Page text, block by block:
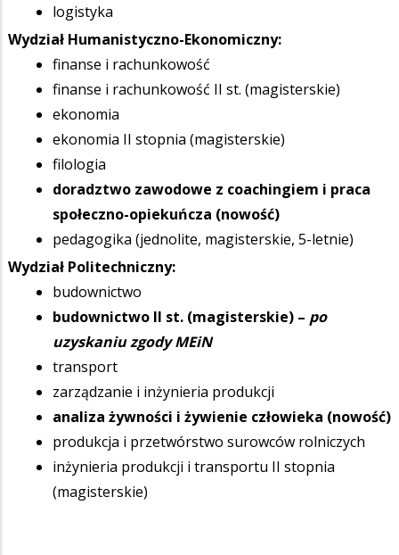
logistyka
Wydział Humanistyczno-Ekonomiczny:
finanse i rachunkowość
finanse i rachunkowość II st. (magisterskie)
ekonomia
ekonomia II stopnia (magisterskie)
filologia
doradztwo zawodowe z coachingiem i praca
społeczno-opiekuńcza (nowość)
pedagogika (jednolite, magisterskie, 5-letnie)
Wydział Politechniczny:
budownictwo
budownictwo II st. (magisterskie) – po
uzyskaniu zgody MEiN
transport
zarządzanie i inżynieria produkcji
analiza żywności i żywienie człowieka (nowość)
produkcja i przetwórstwo surowców rolniczych
inżynieria produkcji i transportu II stopnia
(magisterskie)